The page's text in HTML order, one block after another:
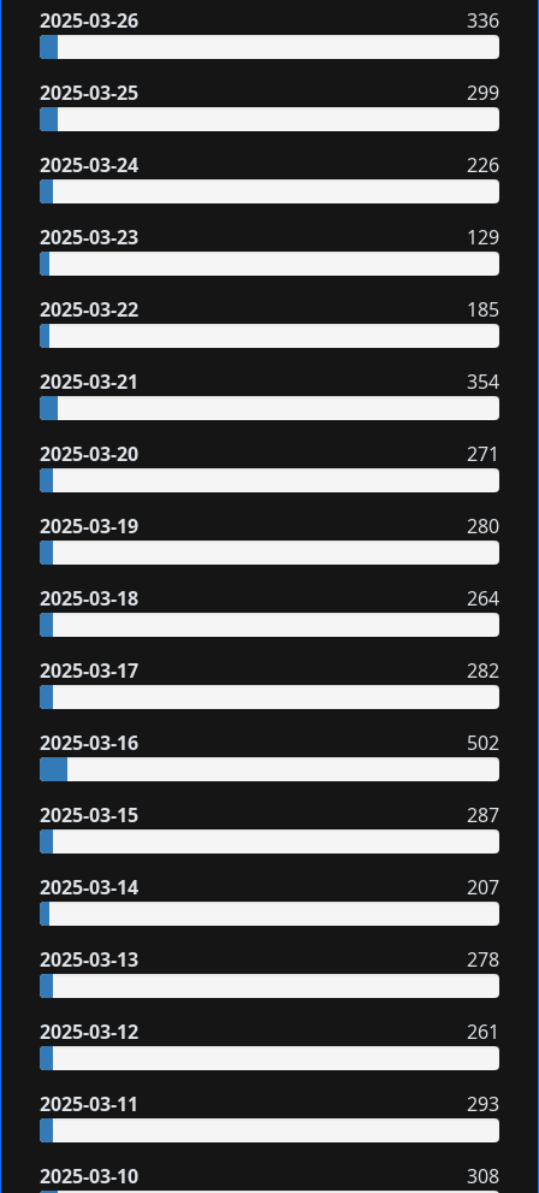
2025-03-26 336
2025-03-25 299
2025-03-24 226
2025-03-23 129
2025-03-22 185
2025-03-21 354
2025-03-20 271
2025-03-19 280
2025-03-18 264
2025-03-17 282
2025-03-16 502
2025-03-15 287
2025-03-14 207
2025-03-13 278
2025-03-12 261
2025-03-11 293
2025-03-10 308